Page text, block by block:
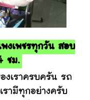
พงเพชรทุกวัน สอบ
ชม.
ราครบครัน รถ
รามีทุกอย่างครับ